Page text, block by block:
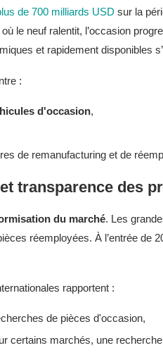
de 700 milliards USD sur la
le neuf ralentit, l’occasion
et rapidement disponibles
:
d'occasion,
de remanufacturing et de
transparence des
du marché. Les
réemployées. À l’entrée de
rapportent :
de pièces d'occasion,
certains marchés, une